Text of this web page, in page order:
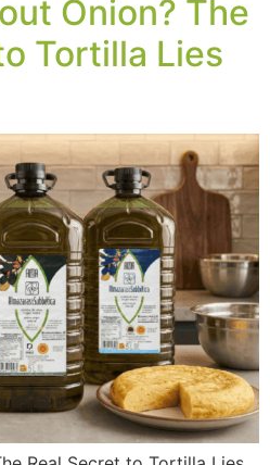
Onion? The
Tortilla Lies